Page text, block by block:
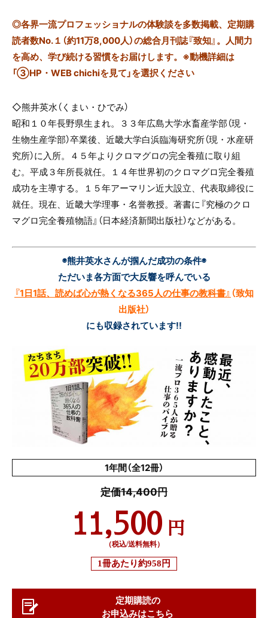
◎各界一流プロフェッショナルの体験談を多数掲載、定期購
読者数No.１（約11万8,000人）の総合月刊誌『致知』。人間力
を高め、学び続ける習慣をお届けします。※動機詳細は
「③HP・WEB chichiを見て」を選択ください
◇熊井英水（くまい・ひでみ）
昭和１０年長野県生まれ。３３年広島大学水畜産学部（現・
生物生産学部）卒業後、近畿大学白浜臨海研究所（現・水産研
究所）に入所。４５年よりクロマグロの完全養殖に取り組
む。平成３年所長就任。１４年世界初のクロマグロ完全養殖
成功を主導する。１５年アーマリン近大設立、代表取締役に
就任。現在、近畿大学理事・名誉教授。著書に『究極のクロ
マグロ完全養殖物語』（日本経済新聞出版社）などがある。
◉熊井英水さんが掴んだ成功の条件◉
ただいま各方面で大反響を呼んでいる
『1日1話、読めば心が熱くなる365人の仕事の教科書』 （致知
出版社）
にも収録されています!!
1年間（全12冊）
定価14,400円
11,500 円
（税込/送料無料）
1冊あたり約958円
定期購読の
お申込みはこちら